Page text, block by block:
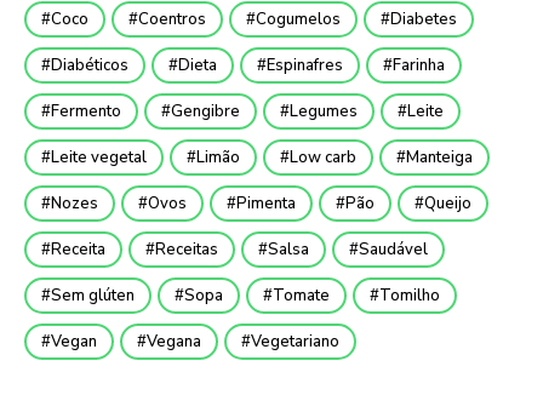
Coco Coentros Cogumelos Diabetes
Diabéticos Dieta Espinafres Farinha
Fermento Gengibre Legumes Leite
Leite vegetal Limão Low carb Manteiga
Nozes Ovos Pimenta Pão Queijo
Receita Receitas Salsa Saudável
Sem glúten Sopa Tomate Tomilho
Vegan Vegana Vegetariano